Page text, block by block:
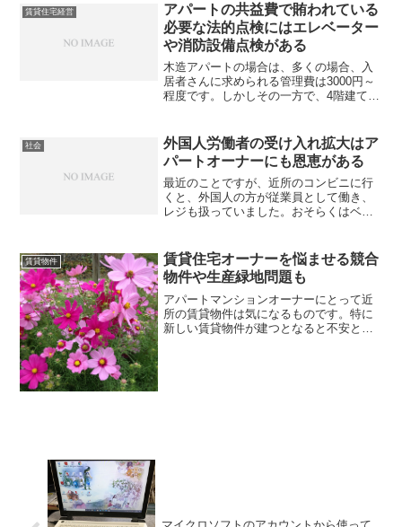
賃貸住宅経営
アパートの共益費で賄われている
必要な法的点検にはエレベーター
や消防設備点検がある
木造アパートの場合は、多くの場合、入
居者さんに求められる管理費は3000円～
程度です。しかしその一方で、4階建て以
す。なぜなんでしょうか。それはエレベ
ーターが設置さ...
社会
外国人労働者の受け入れ拡大はア
パートオーナーにも恩恵がある
最近のことですが、近所のコンビニに行
くと、外国人の方が従業員として働き、
レジも扱っていました。おそらくはベト
達員として雇っている販売店もみかける
ようになっています。飲食...
賃貸物件
賃貸住宅オーナーを悩ませる競合
物件や生産緑地問題も
アパートマンションオーナーにとって近
所の賃貸物件は気になるものです。特に
新しい賃貸物件が建つとなると不安とい